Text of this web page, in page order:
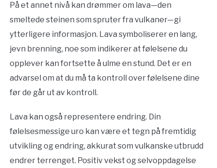
På et annet nivå kan drømmer om lava—den
smeltede steinen som spruter fra vulkaner—gi
ytterligere informasjon. Lava symboliserer en lang,
jevn brenning, noe som indikerer at følelsene du
opplever kan fortsette å ulme en stund. Det er en
advarsel om at du må ta kontroll over følelsene dine
før de går ut av kontroll.
Lava kan også representere endring. Din
følelsesmessige uro kan være et tegn på fremtidig
utvikling og endring, akkurat som vulkanske utbrudd
endrer terrenget. Positiv vekst og selvoppdagelse